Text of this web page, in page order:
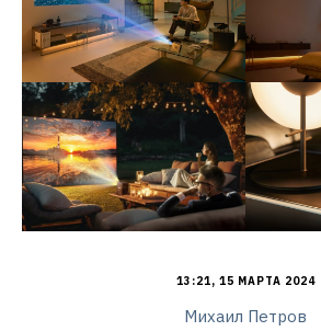
13:21, 15 МАРТА 2024
Михаил Петров